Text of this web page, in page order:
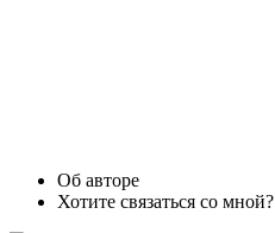
Об авторе
Хотите связаться со мной?